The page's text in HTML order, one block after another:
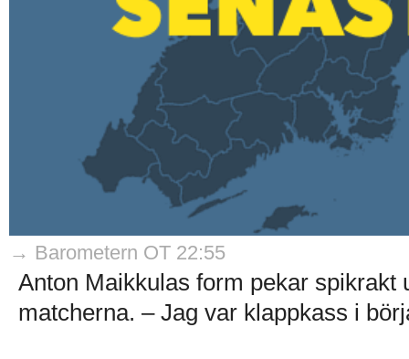
→ Barometern OT 22:55
Anton Maikkulas form pekar spikrakt
matcherna. – Jag var klappkass i